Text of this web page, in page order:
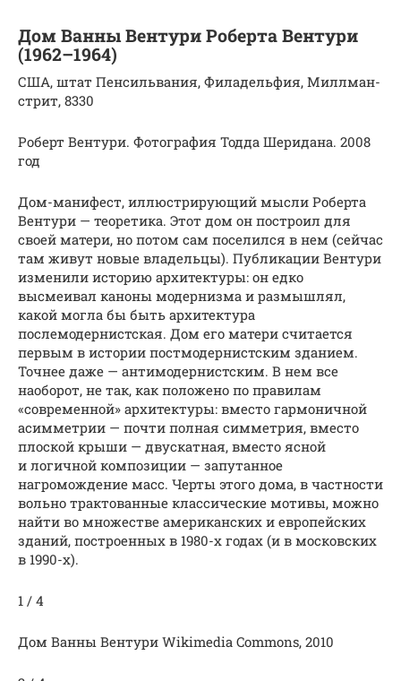
Дом Ванны Вентури Роберта Вентури
(1962–1964)
США, штат Пенсильвания, Филадельфия, Миллман-
стрит, 8330
Роберт Вентури. Фотография Тодда Шеридана. 2008
год
Дом-манифест, иллюстрирующий мысли Роберта
Вентури — теоретика. Этот дом он построил для
своей матери, но потом сам поселился в нем (сейчас
там живут новые владельцы). Публикации Вентури
изменили историю архитектуры: он едко
высмеивал каноны модернизма и размышлял,
какой могла бы быть архитектура
послемодернистская. Дом его матери считается
первым в истории постмодернистским зданием.
Точнее даже — антимодернистским. В нем все
наоборот, не так, как положено по правилам
«современной» архитектуры: вместо гармоничной
асимметрии — почти полная симметрия, вместо
плоской крыши — двускатная, вместо ясной
и логичной композиции — запутанное
нагромождение масс. Черты этого дома, в частности
вольно трактованные классические мотивы, можно
найти во множестве американских и европейских
зданий, построенных в 1980-х годах (и в московских
в 1990-х).
1 / 4
Дом Ванны Вентури Wikimedia Commons, 2010